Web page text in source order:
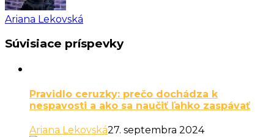
Ariana Lekovská
Súvisiace príspevky
Pravidlo ceruzky: prečo dochádza k
nespavosti a ako sa naučiť ľahko zaspávať
Ariana Lekovská27. septembra 2024